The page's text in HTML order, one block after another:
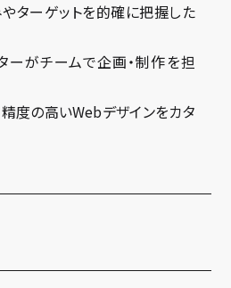
ターゲットを的確に把握した
ーがチームで企画・制作を担
度の高いWebデザインをカタ